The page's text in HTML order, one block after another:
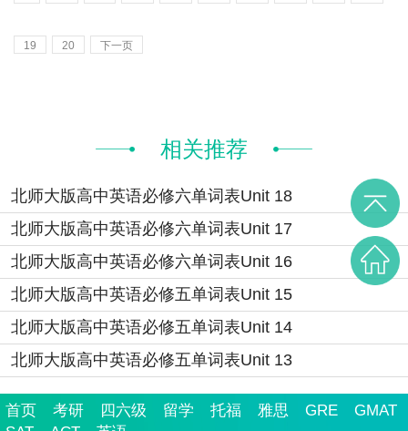
19 20 下一页
相关推荐
北师大版高中英语必修六单词表Unit 18
北师大版高中英语必修六单词表Unit 17
北师大版高中英语必修六单词表Unit 16
北师大版高中英语必修五单词表Unit 15
北师大版高中英语必修五单词表Unit 14
北师大版高中英语必修五单词表Unit 13
首页 考研 四六级 留学 托福 雅思 GRE
GMAT